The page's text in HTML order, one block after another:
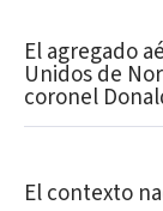
El agregado
Unidos de
coronel
El contexto